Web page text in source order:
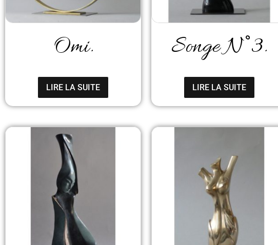
Omi.
LIRE LA SUITE
Songe N°3.
LIRE LA SUITE